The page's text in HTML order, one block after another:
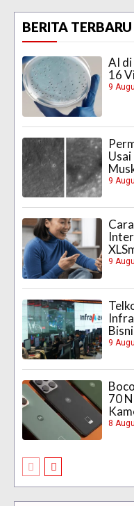
BERITA TERBARU
AI di
16
9
9
9
9
70
8